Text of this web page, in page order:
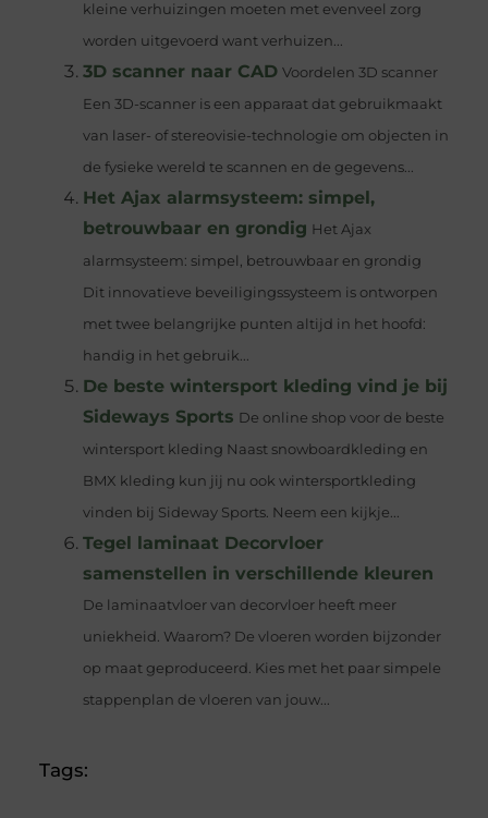
kleine verhuizingen moeten met evenveel zorg
worden uitgevoerd want verhuizen...
3D scanner naar CAD Voordelen 3D scanner
Een 3D-scanner is een apparaat dat gebruikmaakt
van laser- of stereovisie-technologie om objecten in
de fysieke wereld te scannen en de gegevens...
Het Ajax alarmsysteem: simpel,
betrouwbaar en grondig Het Ajax
alarmsysteem: simpel, betrouwbaar en grondig
Dit innovatieve beveiligingssysteem is ontworpen
met twee belangrijke punten altijd in het hoofd:
handig in het gebruik...
De beste wintersport kleding vind je bij
Sideways Sports De online shop voor de beste
wintersport kleding Naast snowboardkleding en
BMX kleding kun jij nu ook wintersportkleding
vinden bij Sideway Sports. Neem een kijkje...
Tegel laminaat Decorvloer
samenstellen in verschillende kleuren
De laminaatvloer van decorvloer heeft meer
uniekheid. Waarom? De vloeren worden bijzonder
op maat geproduceerd. Kies met het paar simpele
stappenplan de vloeren van jouw...
Tags: